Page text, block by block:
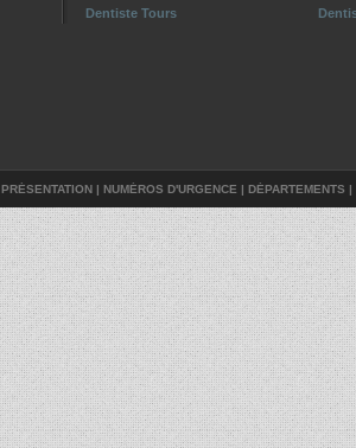
Dentiste Tours
PRÉSENTATION | NUMÉROS D'URGENCE | DÉPARTEMENTS |